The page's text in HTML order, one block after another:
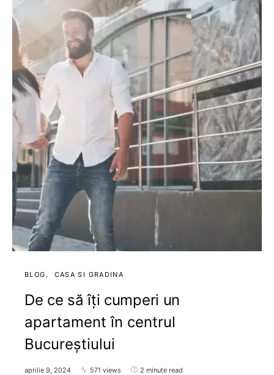
BLOG CASA SI GRADINA
De ce să îți cumperi un
apartament în centrul
Bucureștiului
aprilie 9, 2024 571 views 2 minute read